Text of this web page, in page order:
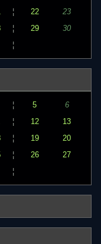
¦ 22
23
¦ 29
30
¦
¦ 5
6
¦ 12
13
¦ 19
20
¦ 26
27
¦